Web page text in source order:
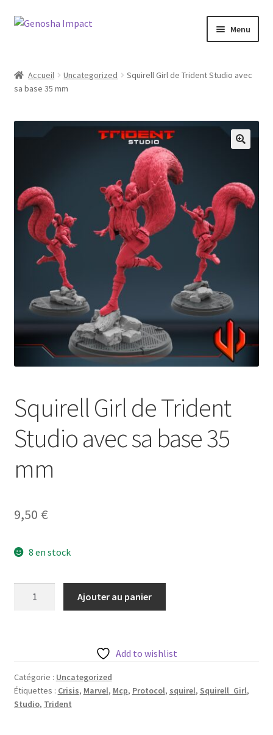
Aller
navigation
Aller
Menu
Cart
Checkout
Shop
Wishlist
Accueil Uncategorized
Squirell Girl de Trident Studio avec
sa base 35 mm
Squirell Girl de Trident
Studio avec sa base 35
mm
9,50 €
8 en stock
Studio
avec
sa
Ajouter au panier
Add to wishlist
Catégorie : Uncategorized
Étiquettes : Crisis, Marvel, Mcp, Protocol, squirel, Squirell_Girl,
Studio, Trident